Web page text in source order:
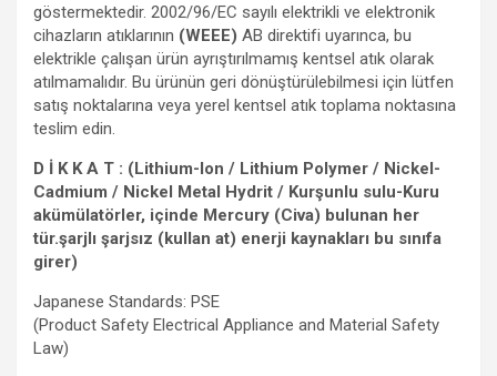
göstermektedir. 2002/96/EC sayılı elektrikli ve elektronik
cihazların atıklarının (WEEE) AB direktifi uyarınca, bu
elektrikle çalışan ürün ayrıştırılmamış kentsel atık olarak
atılmamalıdır. Bu ürünün geri dönüştürülebilmesi için lütfen
satış noktalarına veya yerel kentsel atık toplama noktasına
teslim edin.
D İ K K A T : (Lithium-Ion / Lithium Polymer / Nickel-
Cadmium / Nickel Metal Hydrit / Kurşunlu sulu-Kuru
akümülatörler, içinde Mercury (Civa) bulunan her
tür.şarjlı şarjsız (kullan at) enerji kaynakları bu sınıfa
girer)
Japanese Standards: PSE
(Product Safety Electrical Appliance and Material Safety
Law)